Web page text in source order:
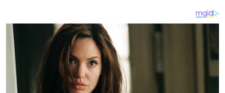
के
ट
I
P
L